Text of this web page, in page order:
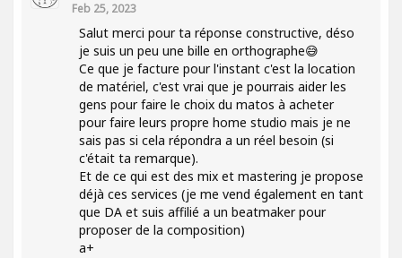
Feb 25, 2023
Salut merci pour ta réponse constructive, déso
je suis un peu une bille en orthographe😅
Ce que je facture pour l'instant c'est la location
de matériel, c'est vrai que je pourrais aider les
gens pour faire le choix du matos à acheter
pour faire leurs propre home studio mais je ne
sais pas si cela répondra a un réel besoin (si
c'était ta remarque).
Et de ce qui est des mix et mastering je propose
déjà ces services (je me vend également en tant
que DA et suis affilié a un beatmaker pour
proposer de la composition)
a+